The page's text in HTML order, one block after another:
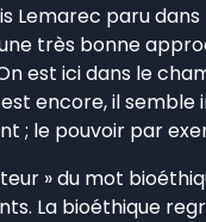
Lemarec paru
très bonne
est ici dans le
encore, il
; le pouvoir par
» du mot
La bioéthique